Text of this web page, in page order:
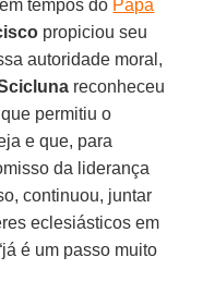
tempos do Papa
propiciou seu
autoridade moral,
reconheceu
permitiu o
e que, para
da liderança
continuou, juntar
eclesiásticos em
é um passo muito